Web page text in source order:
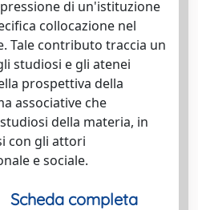
di un'istituzione
collocazione nel
Tale contributo traccia un
studiosi e gli atenei
prospettiva della
associative che
della materia, in
con gli attori
e sociale.
Scheda completa